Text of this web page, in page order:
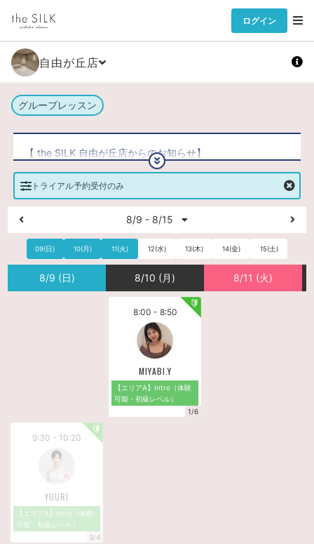
ログイン
自由が丘店
グループレッスン
【 the SILK 自由が丘店からのお知らせ】
★ 今だけお得な4大キャンペーン実施中 ★
①体験料0円
②手ぶらで体験セット付き
④事務手数料1,100円 → 0円
※ キャンペーンには諸条件がございます
ぜひこの機会に the SILK を体験してみませんか？
【 体験受講ご希望の方へ 】
初心者マーク:マーク（Intro / Back&Arms）が体験レッスン
【 スケジュールが合わない方へ 】
公式LINE限定『先行体験予約』を受付中！
翌月スケジュール公開を誰よりも早く受け取れます
▼▼ 公式LINE登録はこちら ▼▼
https://lstep.app/akLOY9v
トライアル予約受付のみ
8/9 - 8/15
09(日) 10(月) 11(火) 12(水) 13(木) 14(金) 15(土)
8/9 (日) 8/10 (月) 8/11 (火)
8:00 - 8:50
MIYABI.Y
【エリアA】Intro（体験
可能・初級レベル）
1/6
9:30 - 10:20
YUURI
【エリアA】Intro（体験
可能・初級レベル）
3/4